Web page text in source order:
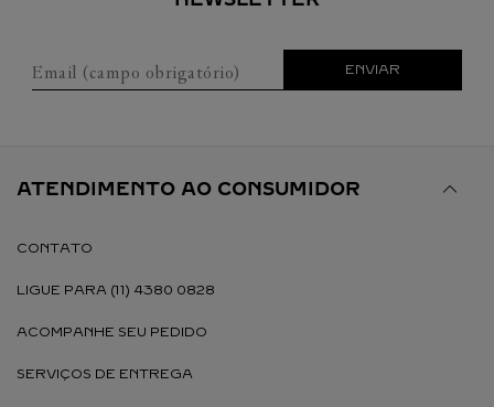
Email (campo obrigatório) ENVIAR
ATENDIMENTO AO CONSUMIDOR
CONTATO
LIGUE PARA (11) 4380 0828
ACOMPANHE SEU PEDIDO
SERVIÇOS DE ENTREGA